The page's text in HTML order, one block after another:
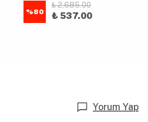
%80
₺ 2,685.00
₺ 537.00
Yorum Yap